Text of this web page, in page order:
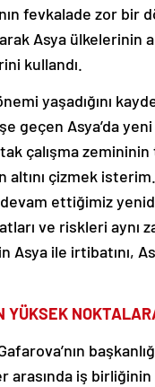
fevkalade zor
Asya ülkelerinin
kullandı.
yaşadığını
geçen Asya’da
çalışma zemininin
çizmek
ettiğimiz
ve riskleri aynı
Asya ile irtibatını,
YÜKSEK
iş